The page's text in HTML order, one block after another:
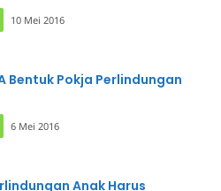
10 Mei 2016
Bentuk Pokja Perlindungan
6 Mei 2016
Anak Harus